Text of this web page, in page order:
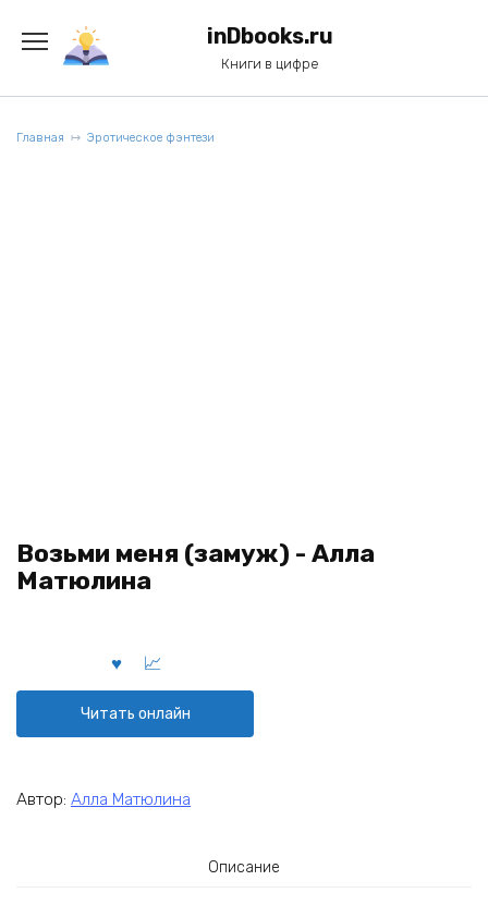
содержанию
inDbooks.ru
Книги в цифре
Главная Эротическое фэнтези
Возьми меня (замуж) - Алла
Матюлина
Читать онлайн
Автор: Алла Матюлина
Описание